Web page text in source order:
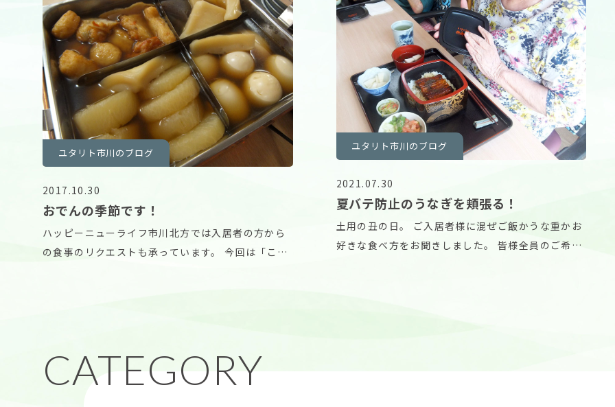
ユタリト市川のブログ
2017.10.30
おでんの季節です！
ハッピーニューライフ市川北方では入居者の方から
の食事のリクエストも承っています。 今回は「こん
ユタリト市川のブログ
2021.07.30
夏バテ防止のうなぎを頬張る！
土用の丑の日。 ご入居者様に混ぜご飯かうな重かお
好きな食べ方をお聞きしました。 皆様全員のご希望